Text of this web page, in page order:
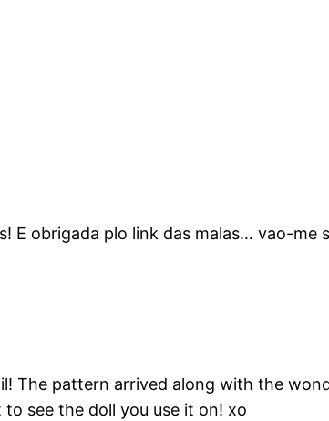
E obrigada plo link das malas… vao-me
The pattern arrived along with the
see the doll you use it on! xo